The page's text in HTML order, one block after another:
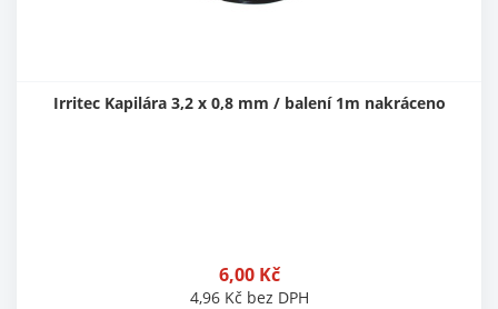
Irritec Kapilára 3,2 x 0,8 mm / balení 1m nakráceno
6,00 Kč
4,96 Kč bez DPH